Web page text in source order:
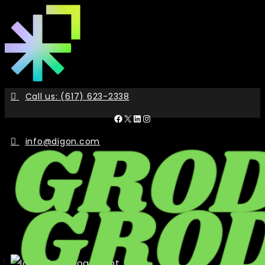
to
content
Call us: (617) 623-2338
Facebook
X LinkedIn
Instagram
info@digon.com